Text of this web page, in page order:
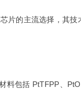
片的主流选择，其
包括 PtTFPP、